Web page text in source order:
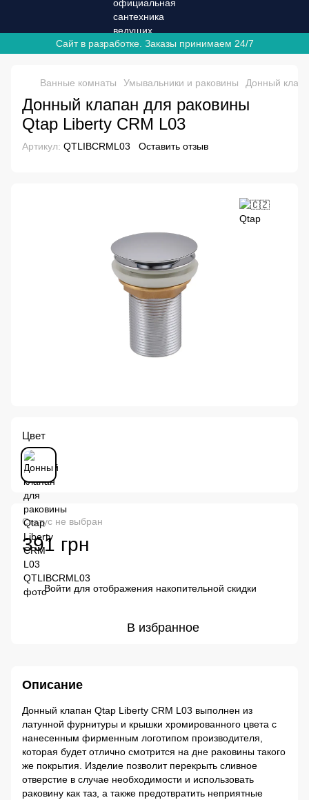
Сайт в разработке. Заказы принимаем 24/7
Ванные комнаты Умывальники и раковины Донный
Донный клапан для раковины
Qtap Liberty CRM L03
Артикул: QTLIBCRML03 Оставить отзыв
Цвет
Статус не выбран
391 грн
% Войти для отображения накопительной скидки
В избранное
Описание
Донный клапан Qtap Liberty CRM L03 выполнен из
латунной фурнитуры и крышки хромированного цвета с
нанесенным фирменным логотипом производителя,
которая будет отлично смотрится на дне раковины такого
же покрытия. Изделие позволит перекрыть сливное
отверстие в случае необходимости и использовать
раковину как таз, а также предотвратить неприятные